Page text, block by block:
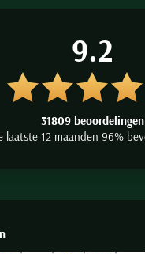
9.2
31809 beoordelingen
laatste 12 maanden 96%